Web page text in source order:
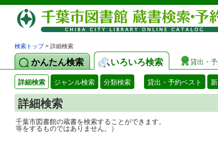
検索トップ> 詳細検索
かんたん検索 いろいろ検索 貸出・
詳細検索 ジャンル検索 分類検索 貸出・予約ベスト
詳細検索
千葉市図書館の蔵書を検索することがで
等をするものではありません。）